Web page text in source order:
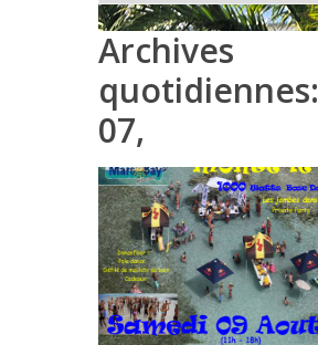
Archives
quotidiennes:
07,